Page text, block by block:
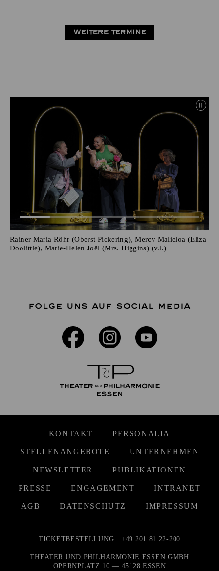
WEITERE TERMINE
Rainer Maria Röhr (Oberst Pickering), Mercy Malieloa (Eliza
Doolittle), Marie-Helen Joël (Mrs. Higgins) (v.l.)
FOLGE UNS AUF SOCIAL MEDIA
KONTAKT PERSONALIA
STELLENANGEBOTE UNTERNEHMEN
NEWSLETTER PUBLIKATIONEN
PRESSE ENGAGEMENT INTRANET
AGB DATENSCHUTZ IMPRESSUM
TICKETBESTELLUNG +49 201 81 22-200
THEATER UND PHILHARMONIE ESSEN GMBH
OPERNPLATZ 10 — 45128 ESSEN